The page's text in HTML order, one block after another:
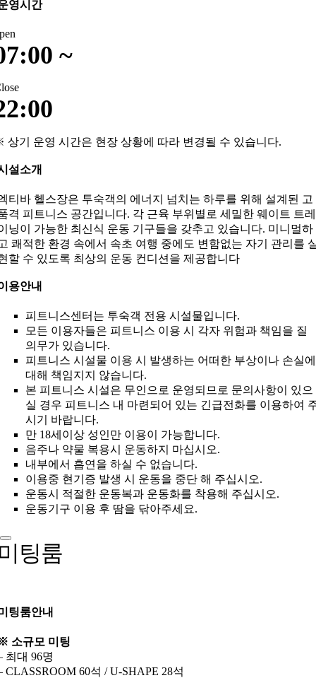
영시간
~
상기 운영 시간은 현장 상황에 따라 변경될 수 있습니다.
설소개
티바 헬스장은 투숙객의 에너지 넘치는 하루를 위해 설계된 고
격 피트니스 공간입니다. 각 근육 부위별로 세밀한 웨이트 트레
닝이 가능한 최신식 운동 기구들을 갖추고 있습니다. 미니멀하
쾌적한 환경 속에서 속초 여행 중에도 변함없는 자기 관리를
할 수 있도록 최상의 운동 컨디션을 제공합니다
용안내
피트니스센터는 투숙객 전용 시설물입니다.
모든 이용자들은 피트니스 이용 시 각자 위험과 책임을 질
의무가 있습니다.
피트니스 시설물 이용 시 발생하는 어떠한 부상이나 손실에
대해 책임지지 않습니다.
본 피트니스 시설은 무인으로 운영되므로 문의사항이 있으
실 경우 피트니스 내 마련되어 있는 긴급전화를 이용하여
시기 바랍니다.
만 18세이상 성인만 이용이 가능합니다.
음주나 약물 복용시 운동하지 마십시오.
내부에서 흡연을 하실 수 없습니다.
이용중 현기증 발생 시 운동을 중단 해 주십시오.
운동시 적절한 운동복과 운동화를 착용해 주십시오.
운동기구 이용 후 땀을 닦아주세요.
팅룸
팅룸안내
소규모 미팅
최대 96명
CLASSROOM 60석 / U-SHAPE 28석